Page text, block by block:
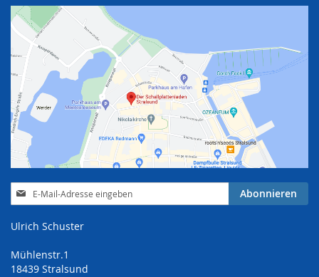
Anmeldung
zum
Abonnieren
Ulrich Schuster
Mühlenstr.1
18439 Stralsund